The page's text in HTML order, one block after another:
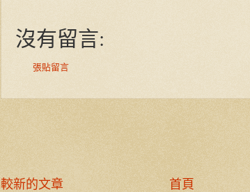
沒有留言:
張貼留言
較新的文章 首頁